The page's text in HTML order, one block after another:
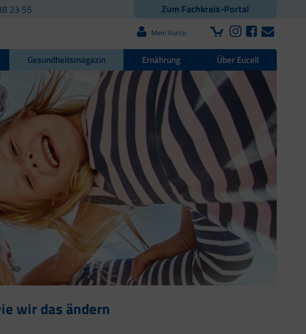
Zum Fachkreis-Portal
23 55
Mein Konto
Gesundheitsmagazin Ernährung Über Eucell
wir das ändern